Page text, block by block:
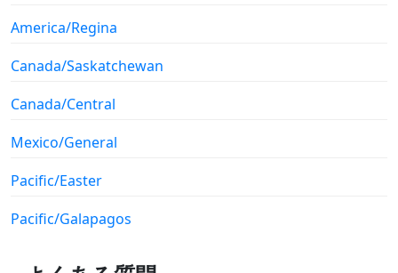
America/Regina
Canada/Saskatchewan
Canada/Central
Mexico/General
Pacific/Easter
Pacific/Galapagos